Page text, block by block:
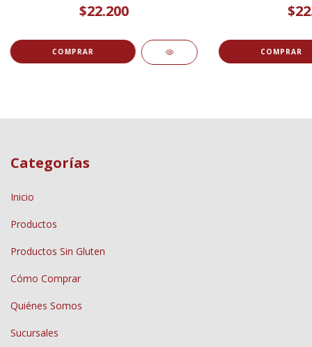
$22.200
Categorías
Inicio
Productos
Productos Sin Gluten
Cómo Comprar
Quiénes Somos
Sucursales